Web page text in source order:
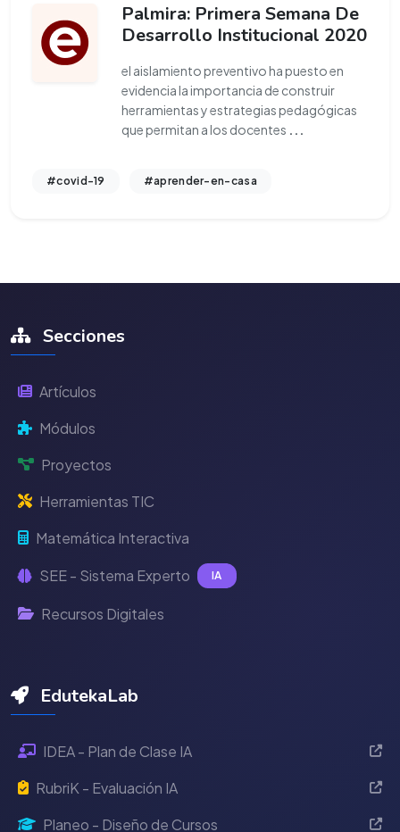
Palmira: Primera Semana De
Desarrollo Institucional 2020
el aislamiento preventivo ha puesto en
evidencia la importancia de construir
herramientas y estrategias pedagógicas
que permitan a los docentes ...
#covid-19 #aprender-en-casa
Secciones
Artículos
Módulos
Proyectos
Herramientas TIC
Matemática Interactiva
SEE - Sistema Experto IA
Recursos Digitales
EdutekaLab
IDEA - Plan de Clase IA
RubriK - Evaluación IA
Planeo - Diseño de Cursos